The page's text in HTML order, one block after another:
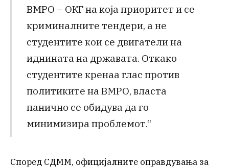
ВМРО – ОКГ на која приоритет и се
криминалните тендери, а не
студентите кои се двигатели на
иднината на државата. Откако
студентите кренаа глас против
политиките на ВМРО, власта
панично се обидува да го
минимизира проблемот.“
Според СДММ, официјалните оправдувања за